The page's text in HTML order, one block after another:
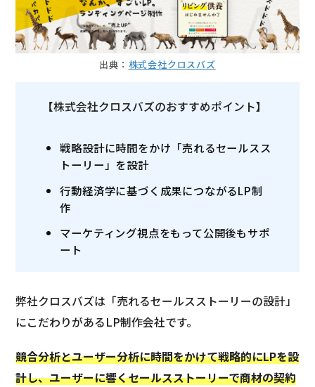
出典： 株式会社クロスバズ
【株式会社クロスバズのおすすめポイント】
戦略設計に時間をかけ「売れるセールスス
トーリー」を設計
行動経済学に基づく成果につながるLP制
作
マーケティング視点をもって公開後もサポ
ート
弊社クロスバズは「売れるセールスストーリーの設計」
にこだわりがあるLP制作会社です。
競合分析とユーザー分析に時間をかけて戦略的にLPを設
計し、ユーザーに響くセールスストーリーで商材の契約